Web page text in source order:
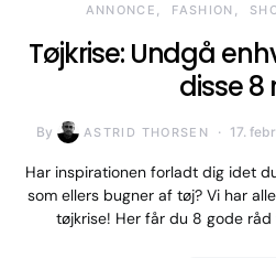
ANNONCE FASHION
Tøjkrise: Undgå
disse 8
By ASTRID THORSEN 17.
Har inspirationen forladt dig idet
som ellers bugner af tøj? Vi har
tøjkrise! Her får du 8 gode